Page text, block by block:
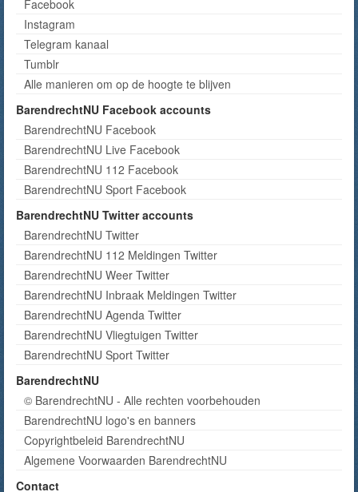
Facebook
Instagram
Telegram kanaal
Tumblr
Alle manieren om op de hoogte te blijven
BarendrechtNU Facebook accounts
BarendrechtNU Facebook
BarendrechtNU Live Facebook
BarendrechtNU 112 Facebook
BarendrechtNU Sport Facebook
BarendrechtNU Twitter accounts
BarendrechtNU Twitter
BarendrechtNU 112 Meldingen Twitter
BarendrechtNU Weer Twitter
BarendrechtNU Inbraak Meldingen Twitter
BarendrechtNU Agenda Twitter
BarendrechtNU Vliegtuigen Twitter
BarendrechtNU Sport Twitter
BarendrechtNU
© BarendrechtNU - Alle rechten voorbehouden
BarendrechtNU logo's en banners
Copyrightbeleid BarendrechtNU
Algemene Voorwaarden BarendrechtNU
Contact